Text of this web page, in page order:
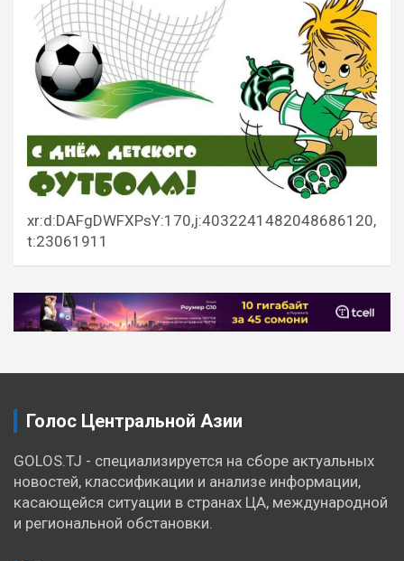
xr:d:DAFgDWFXPsY:170,j:4032241482048686120,
t:23061911
Навигация
по
Голос Центральной Азии
GOLOS.TJ - специализируется на сборе актуальных
новостей, классификации и анализе информации,
касающейся ситуации в странах ЦА, международной
и региональной обстановки.